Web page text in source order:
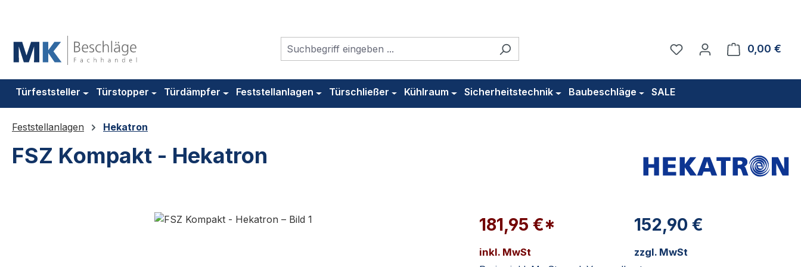
Du hast 0 Produkte auf
0,00 €
Türfeststeller Türstopper Türdämpfer Feststellanlagen Türschließer Kühlraum Sicherheitstechnik Baubeschläge SALE
Feststellanlagen Hekatron
FSZ Kompakt - Hekatron
181,95 €*
inkl. MwSt
152,90 €
zzgl. MwSt